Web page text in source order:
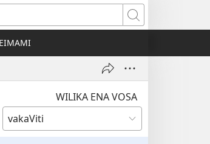
Vaqara
WILIKA ENA VOSA